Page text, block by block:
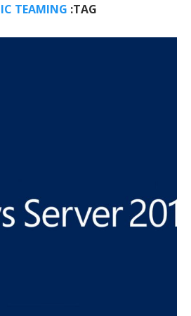
TAG:
TEAMING